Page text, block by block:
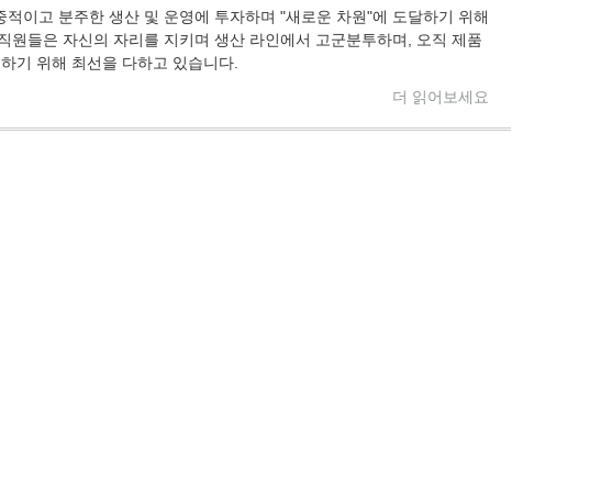
이고 분주한 생산 및 운영에 투자하며 "새로운 차원"에 도달하기 위해
원들은 자신의 자리를 지키며 생산 라인에서 고군분투하며, 오직 제품
기 위해 최선을 다하고 있습니다.
더 읽어보세요